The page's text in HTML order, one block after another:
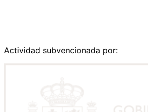
Actividad subvencionada por: